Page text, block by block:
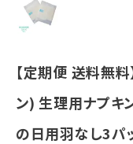
カテゴリーから探す
日用品雑貨
【定期便 送料無
ン) 生理用ナプキ
の日用羽なし3パ